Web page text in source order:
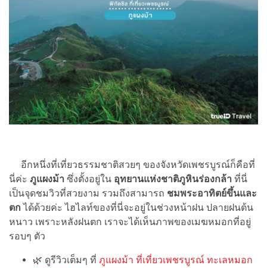
อีกหนึ่งที่เที่ยวธรรมชาติสวยๆ ของจังหวัดเพชรบูรณ์ก็คือที่
นี่ค่ะ ภูแผงม้า ซึ่งตั้งอยู่ใน อุทยานแห่งชาติภูหินร่องกล้า ที่นี่
เป็นจุดชมวิวที่สวยงาม รวมถึงสามารถ ชมพระอาทิตย์ขึ้นและ
ตก ได้ด้วยค่ะ ไฮไลท์ของที่นี่จะอยู่ในช่วงหน้าฝน ปลายฝนต้น
หนาว เพราะหลังฝนตก เราจะได้เห็นภาพของเมฆหมอกที่อยู่
รอบๆ ตัว
🌿 ดูรีวิวเต็มๆ ที่ ภูแผงม้า ที่เที่ยวเพชรบูรณ์ ทะเลหมอก